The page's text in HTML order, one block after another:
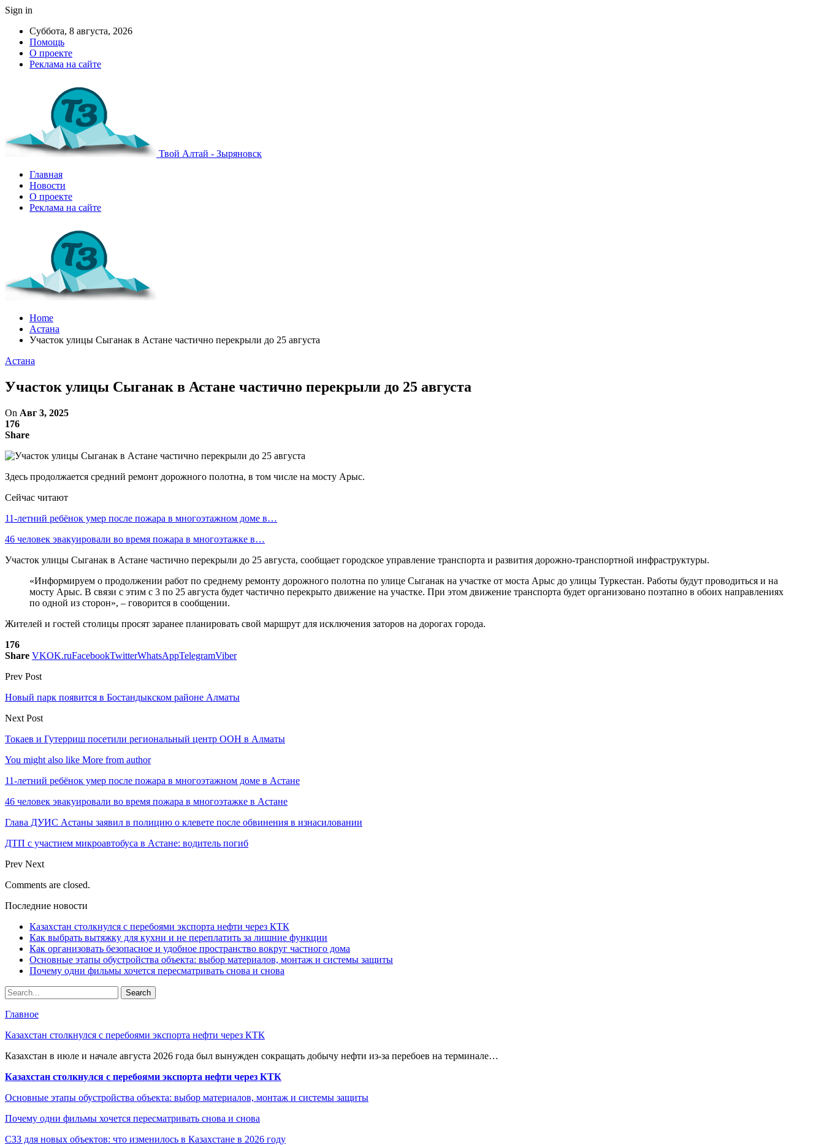
Sign in
Суббота, 8 августа, 2026
Помощь
О проекте
Реклама на сайте
Твой Алтай - Зыряновск
Главная
Новости
О проекте
Реклама на сайте
Home
Астана
Участок улицы Сыганак в Астане частично перекрыли до 25 августа
Астана
Участок улицы Сыганак в Астане частично перекрыли до 25 августа
On Авг 3, 2025
176
Share
Здесь продолжается средний ремонт дорожного полотна, в том числе на мосту Арыс.
Сейчас читают
11-летний ребёнок умер после пожара в многоэтажном доме в…
46 человек эвакуировали во время пожара в многоэтажке в…
Участок улицы Сыганак в Астане частично перекрыли до 25 августа, сообщает городское управление транспорта и развития дорожно-транспортной инфраструктуры.
«Информируем о продолжении работ по среднему ремонту дорожного полотна по улице Сыганак на участке от моста Арыс до улицы Туркестан. Работы будут проводиться и на
мосту Арыс. В связи с этим с 3 по 25 августа будет частично перекрыто движение на участке. При этом движение транспорта будет организовано поэтапно в обоих направлениях
по одной из сторон», – говорится в сообщении.
Жителей и гостей столицы просят заранее планировать свой маршрут для исключения заторов на дорогах города.
176
Share VKOK.ruFacebookTwitterWhatsAppTelegramViber
Prev Post
Новый парк появится в Бостандыкском районе Алматы
Next Post
Токаев и Гутерриш посетили региональный центр ООН в Алматы
You might also like More from author
11-летний ребёнок умер после пожара в многоэтажном доме в Астане
46 человек эвакуировали во время пожара в многоэтажке в Астане
Глава ДУИС Астаны заявил в полицию о клевете после обвинения в изнасиловании
ДТП с участием микроавтобуса в Астане: водитель погиб
Prev Next
Comments are closed.
Последние новости
Казахстан столкнулся с перебоями экспорта нефти через КТК
Как выбрать вытяжку для кухни и не переплатить за лишние функции
Как организовать безопасное и удобное пространство вокруг частного дома
Основные этапы обустройства объекта: выбор материалов, монтаж и системы защиты
Почему одни фильмы хочется пересматривать снова и снова
Главное
Казахстан столкнулся с перебоями экспорта нефти через КТК
Казахстан в июле и начале августа 2026 года был вынужден сокращать добычу нефти из-за перебоев на терминале…
Казахстан столкнулся с перебоями экспорта нефти через КТК
Основные этапы обустройства объекта: выбор материалов, монтаж и системы защиты
Почему одни фильмы хочется пересматривать снова и снова
СЗЗ для новых объектов: что изменилось в Казахстане в 2026 году